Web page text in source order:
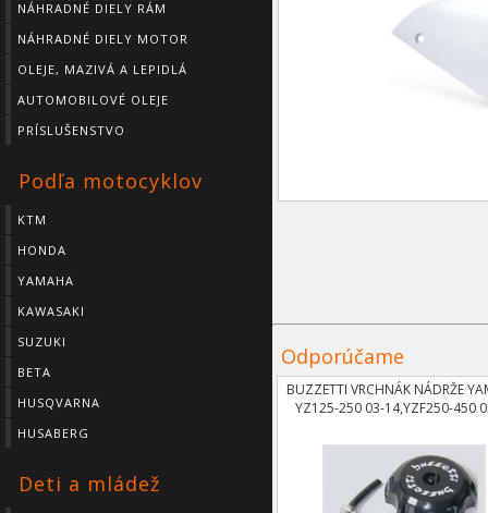
NÁHRADNÉ DIELY RÁM
NÁHRADNÉ DIELY MOTOR
OLEJE, MAZIVÁ A LEPIDLÁ
AUTOMOBILOVÉ OLEJE
PRÍSLUŠENSTVO
Podľa motocyklov
KTM
HONDA
YAMAHA
KAWASAKI
SUZUKI
BETA
HUSQVARNA
HUSABERG
Deti a mládež
Odporúčame
BUZZETTI VRCHNÁK NÁDRŽE
YZ125-250 03-14,YZF250-450